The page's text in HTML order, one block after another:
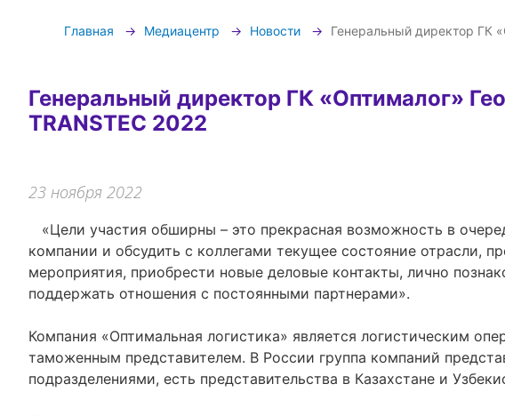
Главная Медиацентр Новости Генеральный директор ГК
Генеральный директор ГК «Оптималог»
TRANSTEC 2022
23 ноября 2022
«Цели участия обширны – это прекрасная возможность в очередной раз продемонстрировать возможности
компании и обсудить с коллегами текущее состояние отрасли,
мероприятия, приобрести новые деловые контакты, лично
поддержать отношения с постоянными партнерами».
Компания «Оптимальная логистика» является логистическим
таможенным представителем. В России группа компаний
подразделениями, есть представительства в Казахстане и